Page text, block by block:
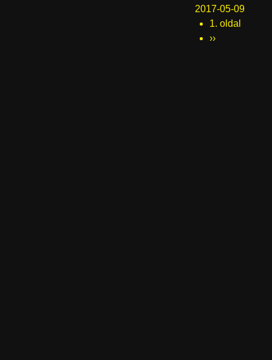
2017-05-09
Oldalszámozás
1. oldal
Következő
››